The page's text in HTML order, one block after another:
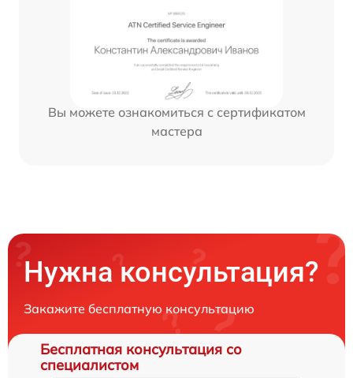
Вы можете ознакомиться с сертификатом
мастера
Нужна консультация?
Закажите бесплатную консультацию
Бесплатная консультация со
специалистом